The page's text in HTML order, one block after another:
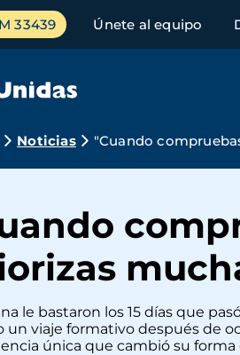
33439 Únete al equipo
Noticias "Cuando
le bastaron los 15 días que
un viaje formativo después de
única que cambió su